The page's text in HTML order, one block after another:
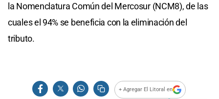
la Nomenclatura Común del Mercosur (NCM8), de las
cuales el 94% se beneficia con la eliminación del
tributo.
+ Agregar El Litoral en